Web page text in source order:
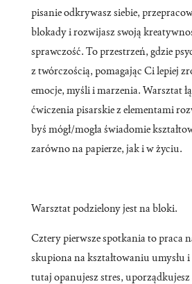
pisanie odkrywasz siebie,
blokady i rozwijasz swoją
sprawczość. To przestrzeń, gdzie
z twórczością, pomagając Ci lepiej
emocje, myśli i marzenia. Warsztat
ćwiczenia pisarskie z elementami
byś mógł/mogła świadomie
zarówno na papierze, jak i w życiu.
Warsztat podzielony jest na bloki.
Cztery pierwsze spotkania to praca
skupiona na kształtowaniu umysłu
tutaj opanujesz stres,